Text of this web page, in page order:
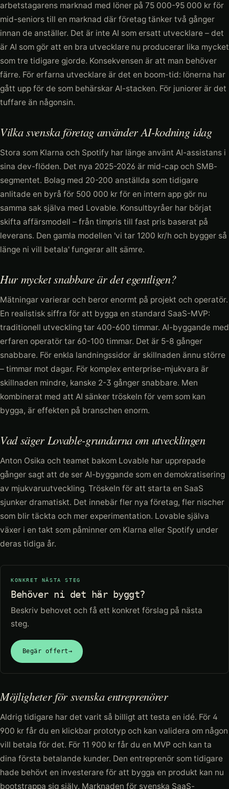
arbetstagarens marknad med löner på 75 000-95 000 kr för
mid-seniors till en marknad där företag tänker två gånger
innan de anställer. Det är inte AI som ersatt utvecklare – det
är AI som gör att en bra utvecklare nu producerar lika mycket
som tre tidigare gjorde. Konsekvensen är att man behöver
färre. För erfarna utvecklare är det en boom-tid: lönerna har
gått upp för de som behärskar AI-stacken. För juniorer är det
tuffare än någonsin.
Vilka svenska företag använder AI-kodning idag
Stora som Klarna och Spotify har länge använt AI-assistans i
sina dev-flöden. Det nya 2025-2026 är mid-cap och SMB-
segmentet. Bolag med 20-200 anställda som tidigare
anlitade en byrå för 500 000 kr för en intern app gör nu
samma sak själva med Lovable. Konsultbyråer har börjat
skifta affärsmodell – från timpris till fast pris baserat på
leverans. Den gamla modellen 'vi tar 1200 kr/h och bygger så
länge ni vill betala' fungerar allt sämre.
Hur mycket snabbare är det egentligen?
Mätningar varierar och beror enormt på projekt och operatör.
En realistisk siffra för att bygga en standard SaaS-MVP:
traditionell utveckling tar 400-600 timmar. AI-byggande med
erfaren operatör tar 60-100 timmar. Det är 5-8 gånger
snabbare. För enkla landningssidor är skillnaden ännu större
– timmar mot dagar. För komplex enterprise-mjukvara är
skillnaden mindre, kanske 2-3 gånger snabbare. Men
kombinerat med att AI sänker tröskeln för vem som kan
bygga, är effekten på branschen enorm.
Vad säger Lovable-grundarna om utvecklingen
Anton Osika och teamet bakom Lovable har upprepade
gånger sagt att de ser AI-byggande som en demokratisering
av mjukvaruutveckling. Tröskeln för att starta en SaaS
sjunker dramatiskt. Det innebär fler nya företag, fler nischer
som blir täckta och mer experimentation. Lovable själva
växer i en takt som påminner om Klarna eller Spotify under
deras tidiga år.
KONKRET NÄSTA STEG
Behöver ni det här byggt?
Beskriv behovet och få ett konkret förslag på nästa
steg.
Begär offert→
Möjligheter för svenska entreprenörer
Aldrig tidigare har det varit så billigt att testa en idé. För 4
900 kr får du en klickbar prototyp och kan validera om någon
vill betala för det. För 11 900 kr får du en MVP och kan ta
dina första betalande kunder. Den entreprenör som tidigare
hade behövt en investerare för att bygga en produkt kan nu
bootstrappa sig själv. Marknaden för svenska SaaS-